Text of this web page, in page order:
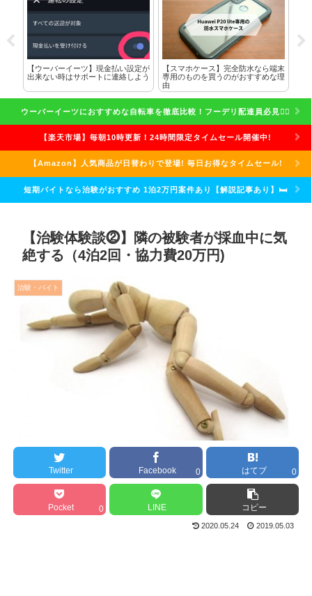
【ウーバーイーツ】現金払い設定が
出来ない時はサポートに連絡しよう
【スマホケース】完全防水なら端末
専用のものを買うのがおすすめな理
由
ウーバーイーツにおすすめな自転車を徹底比較！フーデリ配達員必見🚴‍♀️
【楽天市場】毎朝10時更新！24時間限定タイムセール開催中!
【Amazon】人気商品が日替わりで登場! 毎日お得なタイムセール!
短期バイトなら治験がおすすめ 1泊2万円案件あり【解説記事あり】🛏
【治験体験談⓶】隣の被験者が採血中に気
絶する（4泊2回・協力費20万円)
治験・バイト
Twitter Facebook 0 はてブ 0
Pocket 0 LINE コピー
2020.05.24 2019.05.03